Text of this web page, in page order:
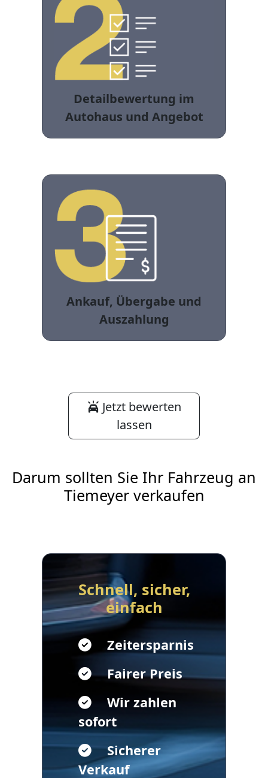
Detailbewertung im
Autohaus und Angebot
Ankauf, Übergabe und
Auszahlung
Jetzt bewerten
lassen
Darum sollten Sie Ihr Fahrzeug an
Tiemeyer verkaufen
Schnell, sicher,
einfach
Zeitersparnis
Fairer Preis
Wir zahlen
sofort
Sicherer
Verkauf